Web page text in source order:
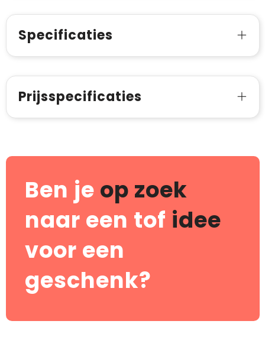
Specificaties
Prijsspecificaties
Ben je op zoek
naar een tof idee
voor een
geschenk?